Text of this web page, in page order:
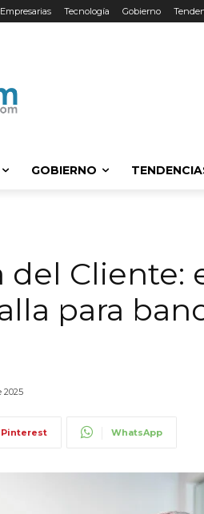
Empresarias Tecnología Gobierno
GOBIERNO
del Cliente:
para
2025
Pinterest WhatsApp